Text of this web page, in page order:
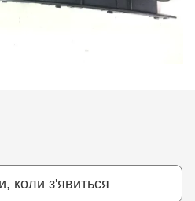
коли з'явиться